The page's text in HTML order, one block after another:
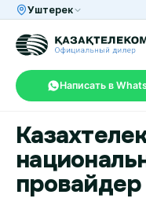
Уштерек
Написать в
провайдер